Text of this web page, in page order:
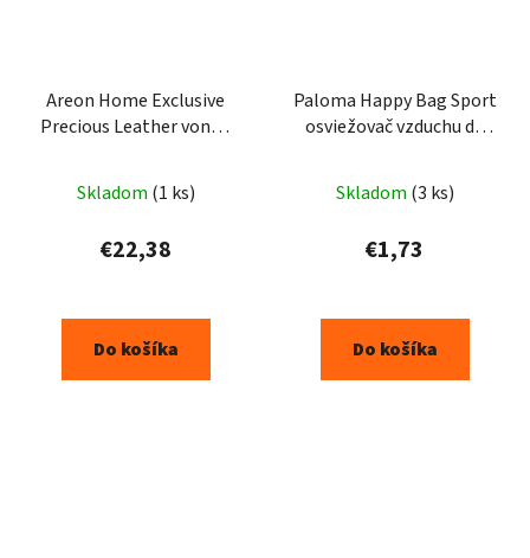
Areon Home Exclusive
Precious Leather vonné
Skladom (1 ks)
€22,38
Do košíka
Paloma Happy Bag Sport
osviežovač vzduchu do
Skladom (3 ks)
€1,73
Do košíka